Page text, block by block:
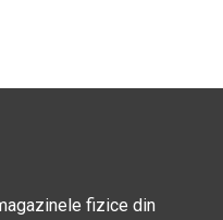
fizice din